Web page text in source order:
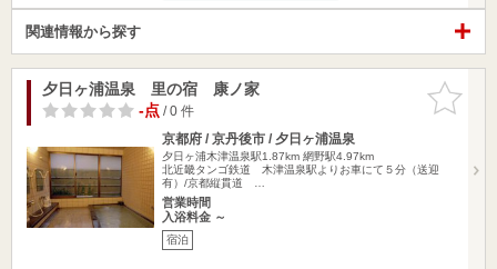
関連情報から探す
お気に入
りに追加
夕日ヶ浦温泉 里の宿 康ノ家
-点/ 0 件
京都府 / 京丹後市 / 夕日ヶ浦温泉
夕日ヶ浦木津温泉駅1.87km 網野駅4.97km
北近畿タンゴ鉄道 木津温泉駅よりお車にて５分（送迎
有）/京都縦貫道 …
営業時間
入浴料金 ～
宿泊